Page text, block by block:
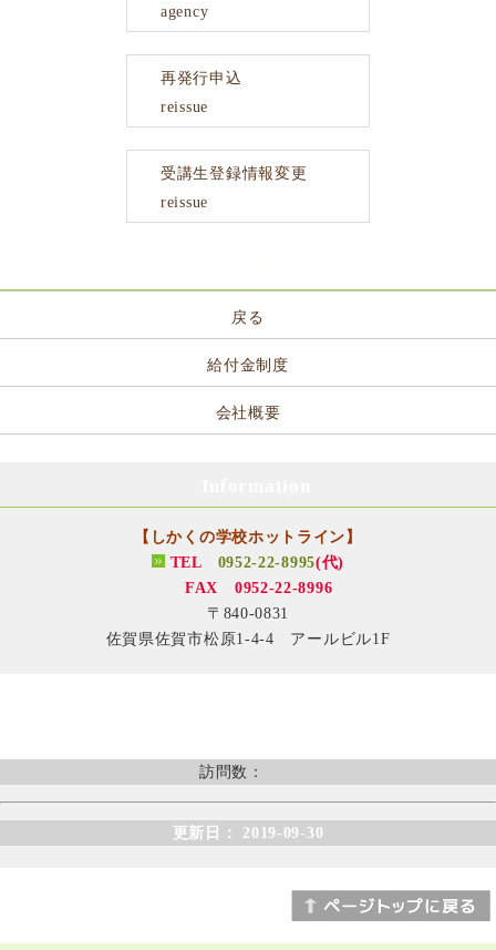
agency
再発行申込
reissue
受講生登録情報変更
reissue
戻る
給付金制度
会社概要
【しかくの学校ホットライン】
TEL 0952-22-8995(代)
FAX 0952-22-8996
〒840-0831
佐賀県佐賀市松原1-4-4 アールビル1F
訪問数：
更新日： 2019-09-30